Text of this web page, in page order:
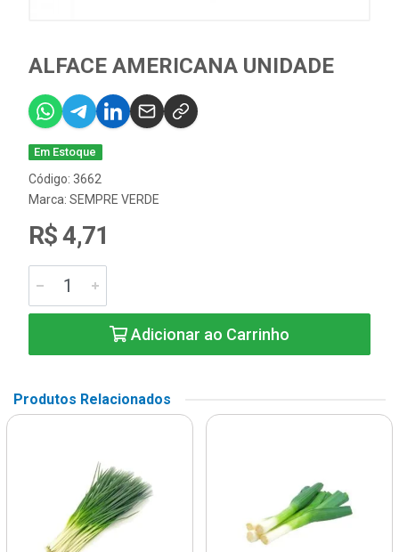
ALFACE AMERICANA UNIDADE
Em Estoque
Código: 3662
Marca: SEMPRE VERDE
R$ 4,71
Adicionar ao Carrinho
Produtos Relacionados